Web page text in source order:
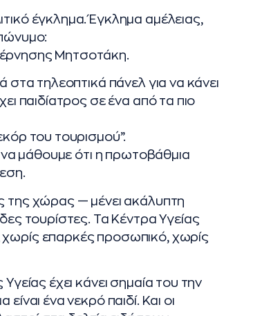
έγκλημα. Έγκλημα αμέλειας,
Μητσοτάκη.
στα τηλεοπτικά πάνελ για να κάνει
παιδίατρος σε ένα από τα πιο
του τουρισμού”.
να μάθουμε ότι η πρωτοβάθμια
της χώρας — μένει ακάλυπτη
τουρίστες. Τα Κέντρα Υγείας
επαρκές προσωπικό, χωρίς
έχει κάνει σημαία του την
ένα νεκρό παιδί. Και οι